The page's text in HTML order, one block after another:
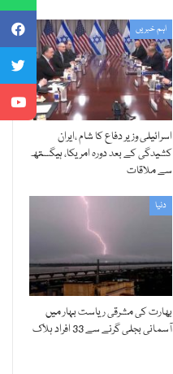
اہم خبریں
اسرائیلی وزیر دفاع کا شام ،ایران
کشیدگی کے بعد دورہ امریکا، ہیگستھ
سے ملاقات
دنیا
بھارت کی مشرقی ریاست بہار میں
آسمانی بجلی گرنے سے 33 افراد ہلاک